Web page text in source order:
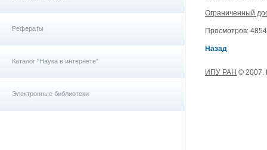
Рефераты
Каталог "Наука в интернете"
Электронные библиотеки
Ограниченный
Просмотров:
Назад
ИПУ РАН © 2007.